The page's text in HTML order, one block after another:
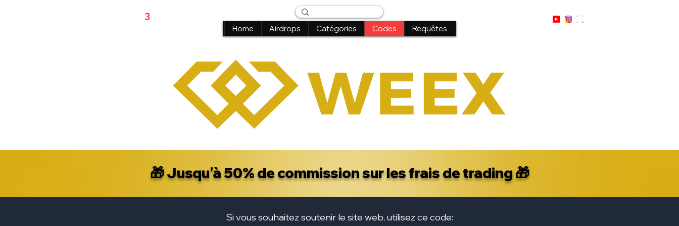
3
Home Airdrops Catégories Codes Requêtes
🎁Jusqu'à 50% de commission sur les frais de trading🎁
Si vous souhaitez soutenir le site web, utilisez ce code: